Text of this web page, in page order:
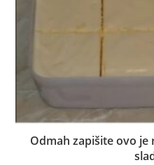
Odmah zapišite ovo